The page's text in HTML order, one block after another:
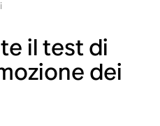
il test di
dei